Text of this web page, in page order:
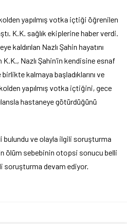
yapılmış votka içtiği öğrenilen
K.K. sağlık ekiplerine haber verdi.
kaldırılan Nazlı Şahin hayatını
Nazlı Şahin’in kendisine esnaf
kalmaya başladıklarını ve
yapılmış votka içtiğini, gece
hastaneye götürdüğünü
bulundu ve olayla ilgili soruşturma
ölüm sebebinin otopsi sonucu belli
soruşturma devam ediyor.